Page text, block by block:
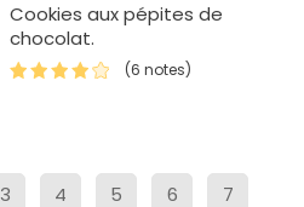
Cookies aux pépites de
chocolat.
(6 notes)
3 4 5 6 7